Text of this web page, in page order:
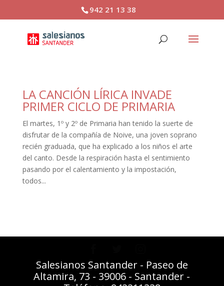
942 21 13 38
LA CANCIÓN LÍRICA INVADE
PRIMER CICLO DE PRIMARIA
El martes, 1º y 2º de Primaria han tenido la suerte de
disfrutar de la compañía de Noive, una joven soprano
recién graduada, que ha explicado a los niños el arte
del canto. Desde la respiración hasta el sentimiento
pasando por el calentamiento y la impostación,
todos...
Salesianos Santander - Paseo de
Altamira, 73 - 39006 - Santander -